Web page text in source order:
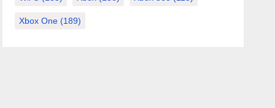
Xbox One (189)